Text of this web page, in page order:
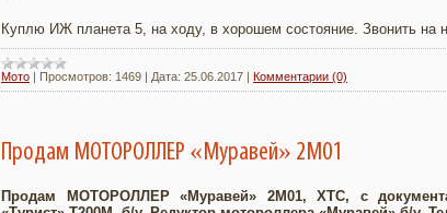
Куплю ИЖ планета 5, на ходу, в хорошем состояние. Звонить на
Мото | Просмотров: 1469 | Дата: 25.06.2017 | Комментарии (0)
Продам МОТОРОЛЛЕР «Муравей» 2М01
Продам МОТОРОЛЛЕР «Муравей» 2М01, ХТС, с